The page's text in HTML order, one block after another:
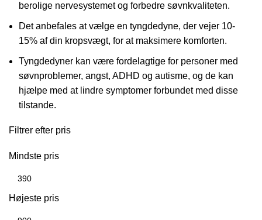
berolige nervesystemet og forbedre søvnkvaliteten.
Det anbefales at vælge en tyngdedyne, der vejer 10-
15% af din kropsvægt, for at maksimere komforten.
Tyngdedyner kan være fordelagtige for personer med
søvnproblemer, angst, ADHD og autisme, og de kan
hjælpe med at lindre symptomer forbundet med disse
tilstande.
Filtrer efter pris
Mindste pris
Højeste pris